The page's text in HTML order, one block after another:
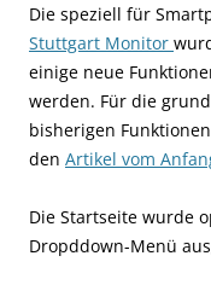
Die speziell für
Stuttgart Monitor
einige neue
werden. Für die
bisherigen
den Artikel vom
Die Startseite wurde
Dropddown-Menü